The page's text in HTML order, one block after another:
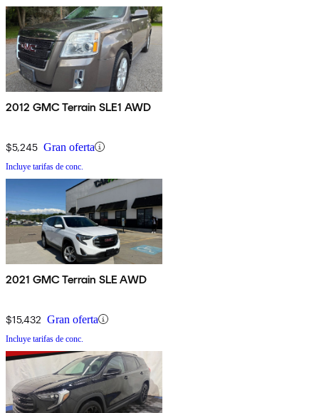
2012 GMC Terrain SLE1 AWD
$5,245 Gran oferta
Incluye tarifas de conc.
2021 GMC Terrain SLE AWD
$15,432 Gran oferta
Incluye tarifas de conc.